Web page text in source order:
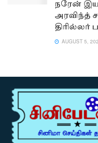
நரேன்
அரவிந்த்
திரில்லர்
AUGUST 5,